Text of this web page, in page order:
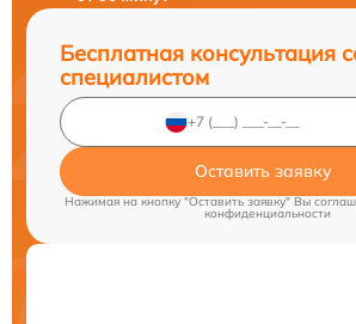
Бесплатная консультация
специалистом
Оставить заявку
Нажимая на кнопку "Оставить заявку" Вы
конфиденциальности